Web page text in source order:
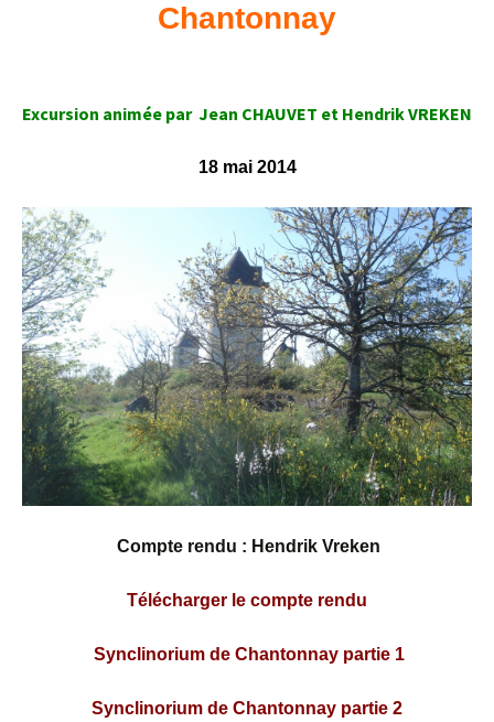
Chantonnay
Excursion animée par Jean CHAUVET et Hendrik VREKEN
18 mai 2014
Compte rendu : Hendrik Vreken
Télécharger le compte rendu
Synclinorium de Chantonnay partie 1
Synclinorium de Chantonnay partie 2